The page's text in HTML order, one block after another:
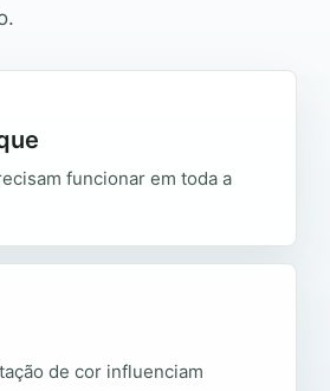
funcionar em toda a
de cor influenciam